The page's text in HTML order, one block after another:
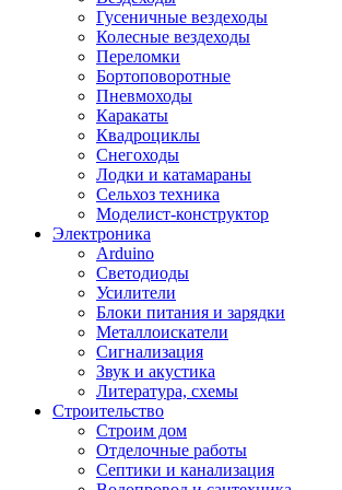
Гусеничные вездеходы
Колесные вездеходы
Переломки
Бортоповоротные
Пневмоходы
Каракаты
Квадроциклы
Снегоходы
Лодки и катамараны
Сельхоз техника
Моделист-конструктор
Электроника
Arduino
Светодиоды
Усилители
Блоки питания и зарядки
Металлоискатели
Сигнализация
Звук и акустика
Литература, схемы
Строительство
Строим дом
Отделочные работы
Септики и канализация